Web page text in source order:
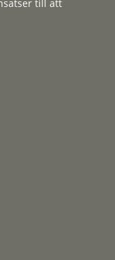
till att